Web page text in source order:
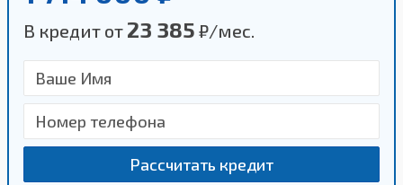
В кредит от 23 385 ₽/мес.
Рассчитать кредит